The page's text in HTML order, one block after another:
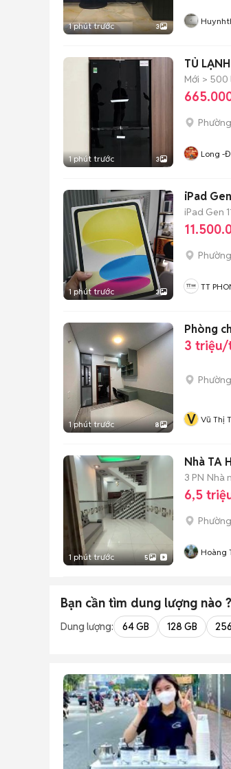
1 phút trước 3
1 phút trước 3
TỦ
Mới > 500
Long -
1 phút trước 3
iPad
iPad Gen
TT
1 phút trước 8
Phòng
3 triệu/
V Vũ Thị
1 phút trước 5
3 PN Nhà
6,5
Hoàng
Bạn cần tìm dung lượng nào ?
Dung lượng: 64 GB 128 GB